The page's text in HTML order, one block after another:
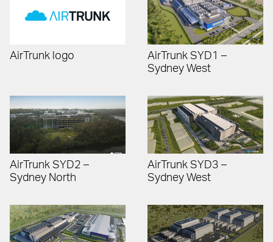
AirTrunk logo
AirTrunk SYD1 –
Sydney West
AirTrunk SYD2 –
Sydney North
AirTrunk SYD3 –
Sydney West